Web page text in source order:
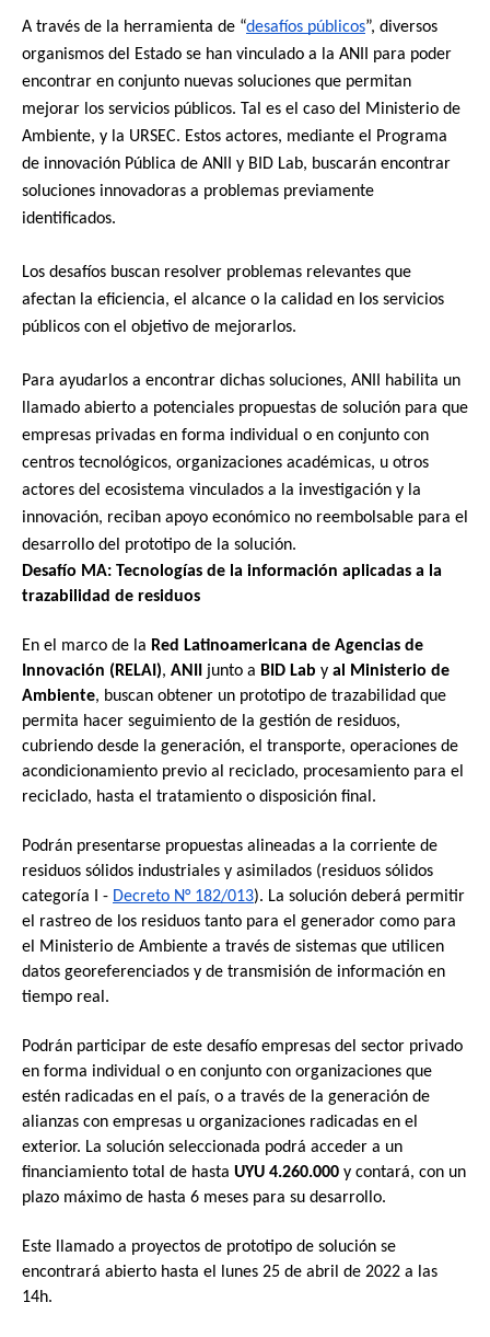
A través de la herramienta de “desafíos públicos”, diversos
organismos del Estado se han vinculado a la ANII para poder
encontrar en conjunto nuevas soluciones que permitan
mejorar los servicios públicos. Tal es el caso del Ministerio de
Ambiente, y la URSEC. Estos actores, mediante el Programa
de innovación Pública de ANII y BID Lab, buscarán encontrar
soluciones innovadoras a problemas previamente
identificados.
Los desafíos buscan resolver problemas relevantes que
afectan la eficiencia, el alcance o la calidad en los servicios
públicos con el objetivo de mejorarlos.
Para ayudarlos a encontrar dichas soluciones, ANII habilita un
llamado abierto a potenciales propuestas de solución para que
empresas privadas en forma individual o en conjunto con
centros tecnológicos, organizaciones académicas, u otros
actores del ecosistema vinculados a la investigación y la
innovación, reciban apoyo económico no reembolsable para el
desarrollo del prototipo de la solución.
Desafío MA: Tecnologías de la información aplicadas a la
trazabilidad de residuos
En el marco de la Red Latinoamericana de Agencias de
Innovación (RELAI), ANII junto a BID Lab y al Ministerio de
Ambiente, buscan obtener un prototipo de trazabilidad que
permita hacer seguimiento de la gestión de residuos,
cubriendo desde la generación, el transporte, operaciones de
acondicionamiento previo al reciclado, procesamiento para el
reciclado, hasta el tratamiento o disposición final.
Podrán presentarse propuestas alineadas a la corriente de
residuos sólidos industriales y asimilados (residuos sólidos
categoría I - Decreto N° 182/013). La solución deberá permitir
el rastreo de los residuos tanto para el generador como para
el Ministerio de Ambiente a través de sistemas que utilicen
datos georeferenciados y de transmisión de información en
tiempo real.
Podrán participar de este desafío empresas del sector privado
en forma individual o en conjunto con organizaciones que
estén radicadas en el país, o a través de la generación de
alianzas con empresas u organizaciones radicadas en el
exterior. La solución seleccionada podrá acceder a un
financiamiento total de hasta UYU 4.260.000 y contará, con un
plazo máximo de hasta 6 meses para su desarrollo.
Este llamado a proyectos de prototipo de solución se
encontrará abierto hasta el lunes 25 de abril de 2022 a las
14h.